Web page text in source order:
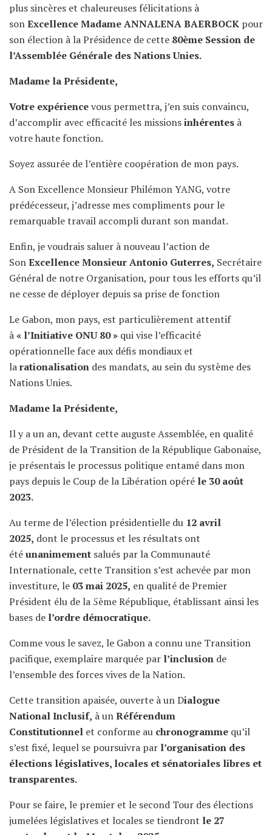
plus sincères et chaleureuses félicitations à
sonExcellence Madame ANNALENA BAERBOCK pour
son élection à la Présidence de cette 80ème Session de
l’Assemblée Générale des Nations Unies.
Madame la Présidente,
Votre expériencevous permettra, j’en suis convaincu,
d’accomplir avec efficacité les missionsinhérentes à
votre haute fonction.
Soyez assurée de l’entière coopération de mon pays.
A Son Excellence Monsieur Philémon YANG, votre
prédécesseur, j’adresse mes compliments pour le
remarquable travail accompli durant son mandat.
Enfin, je voudrais saluer à nouveau l’action de
SonExcellence Monsieur Antonio Guterres, Secrétaire
Général de notre Organisation, pour tous les efforts qu’il
ne cesse de déployer depuis sa prise de fonction
Le Gabon, mon pays, est particulièrement attentif
à« l’Initiative ONU 80 » qui vise l’efficacité
opérationnelle face aux défis mondiaux et
larationalisation des mandats, au sein du système des
Nations Unies.
Madame la Présidente,
Il y a un an, devant cette auguste Assemblée, en qualité
de Président de la Transition de la République Gabonaise,
je présentais le processus politique entamé dans mon
pays depuis le Coup de la Libération opéré le 30 août
2023.
Au terme de l’élection présidentielle du 12 avril
2025, dont le processus et les résultats ont
étéunanimement salués par la Communauté
Internationale, cette Transition s’est achevée par mon
investiture, le 03 mai 2025, en qualité de Premier
Président élu de la 5ème République, établissant ainsi les
bases de l’ordre démocratique.
Comme vous le savez, le Gabon a connu une Transition
pacifique, exemplaire marquée par l’inclusion de
l’ensemble des forces vives de la Nation.
Cette transition apaisée, ouverte à un Dialogue
National Inclusif, à unRéférendum
Constitutionnel et conforme au chronogramme qu’il
s’est fixé, lequel se poursuivra par l’organisation des
élections législatives, locales et sénatoriales libres et
transparentes.
Pour se faire, le premier et le second Tour des élections
jumelées législatives et locales se tiendront le 27